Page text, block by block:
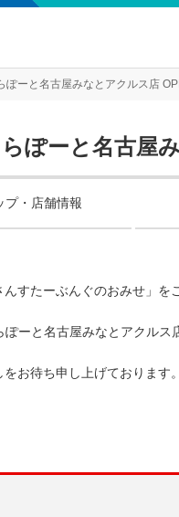
ぽーと名古屋みなとアクルス店
らぽーと名古屋
プ・店舗情報
んすたーぶんぐのおみせ」を
ぽーと名古屋みなとアクル
お待ち申し上げております。